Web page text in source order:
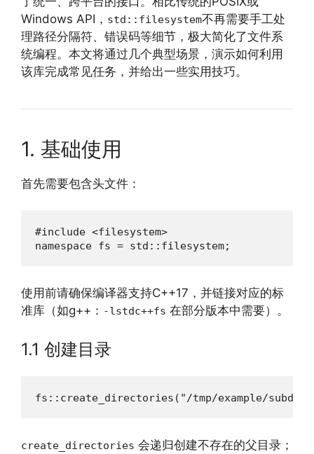
Windows API， std::filesystem不再需要手工处
理路径分隔符、错误码等细节，极大简化了文件系
统编程。本文将通过几个典型场景，演示如何利用
该库完成常见任务，并给出一些实用技巧。
1. 基础使用
首先需要包含头文件：
#include <filesystem>
namespace fs = std::filesystem;
使用前请确保编译器支持C++17，并链接对应的标
准库（如g++： -lstdc++fs 在部分版本中需要）。
1.1 创建目录
fs::create_directories("/tmp/example/
create_directories 会递归创建不存在的父目录；